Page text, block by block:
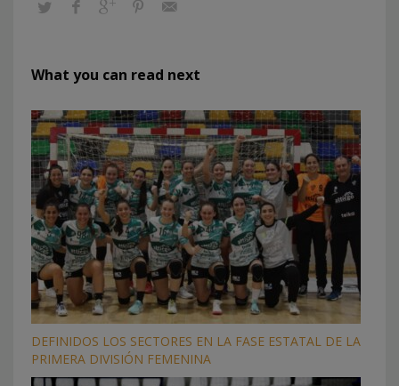
What you can read next
DEFINIDOS LOS SECTORES EN LA FASE ESTATAL DE LA
PRIMERA DIVISIÓN FEMENINA